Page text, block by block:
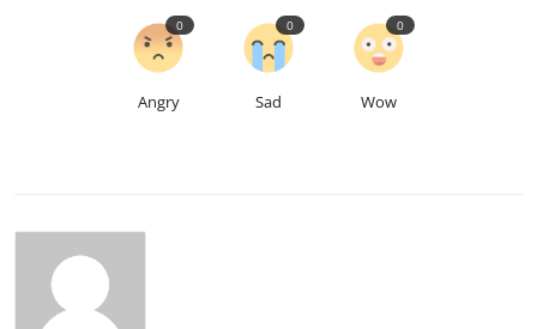
Angry
0
Sad
0
Wow
0